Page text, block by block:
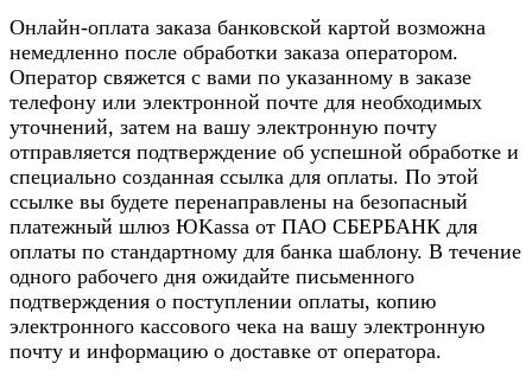
Онлайн-оплата заказа банковской картой возможна
немедленно после обработки заказа оператором.
Оператор свяжется с вами по указанному в заказе
телефону или электронной почте для необходимых
уточнений, затем на вашу электронную почту
отправляется подтверждение об успешной обработке и
специально созданная ссылка для оплаты. По этой
ссылке вы будете перенаправлены на безопасный
платежный шлюз ЮKassa от ПАО СБЕРБАНК для
оплаты по стандартному для банка шаблону. В течение
одного рабочего дня ожидайте письменного
подтверждения о поступлении оплаты, копию
электронного кассового чека на вашу электронную
почту и информацию о доставке от оператора.